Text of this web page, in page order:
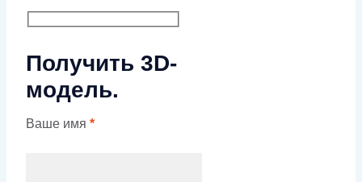
Получить 3D-
модель.
Ваше имя *